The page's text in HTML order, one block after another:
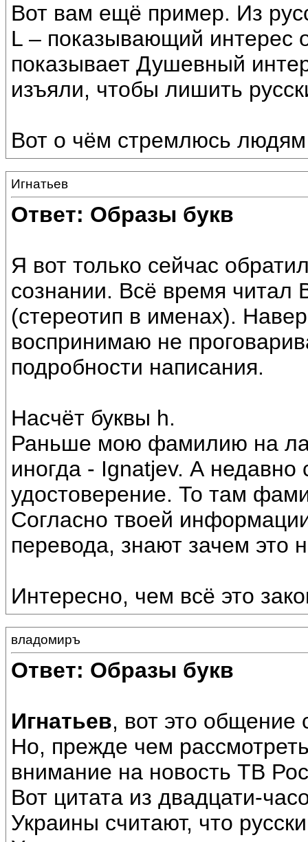
Вот вам ещё пример. Из
L – показывающий интерес
показывает Душевный
изъяли, чтобы лишить
Вот о чём стремлюсь людям
Игнатьев
Ответ: Образы букв
Я вот только сейчас
сознании. Всё время
(стереотип в именах).
воспринимаю не
подробности написания.
Насчёт буквы h.
Раньше мою фамилию на
иногда - Ignatjev. А недавно
удостоверение. То там
Согласно твоей
перевода, знают зачем это
Интересно, чем всё это
владомиръ
Ответ: Образы букв
Игнатьев, вот это общение
Но, прежде чем
внимание на новость ТВ
Вот цитата из двадцати-
Украины считают, что